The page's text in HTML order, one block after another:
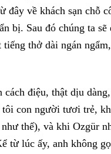
đây về khách sạn chỗ
bị. Sau đó chúng ta
thở dài ngán
điệu, thật dịu
con người tươi trẻ,
thế), và khi Ozgür
từ lúc ấy, anh không